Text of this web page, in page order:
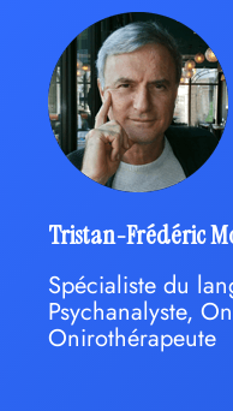
Tristan-Frédéric
Spécialiste du
Psychanalyste,
Onirothérapeute